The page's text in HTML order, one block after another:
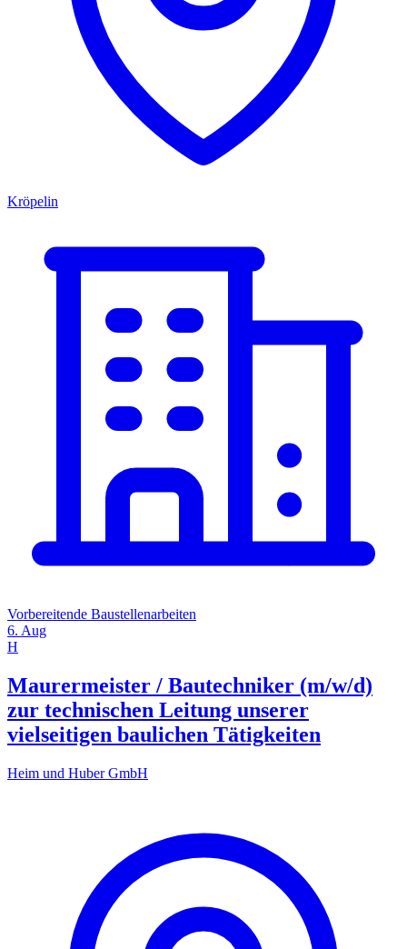
Kröpelin
Vorbereitende Baustellenarbeiten
6. Aug
H
Maurermeister / Bautechniker (m/w/d)
zur technischen Leitung unserer
vielseitigen baulichen Tätigkeiten
Heim und Huber GmbH